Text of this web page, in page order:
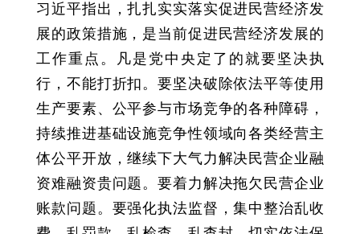
习近平指出，扎扎实实落实促进民营经济发
展的政策措施，是当前促进民营经济发展的
工作重点。凡是党中央定了的就要坚决执
行，不能打折扣。要坚决破除依法平等使用
生产要素、公平参与市场竞争的各种障碍，
持续推进基础设施竞争性领域向各类经营主
体公平开放，继续下大气力解决民营企业融
资难融资贵问题。要着力解决拖欠民营企业
账款问题。要强化执法监督，集中整治乱收